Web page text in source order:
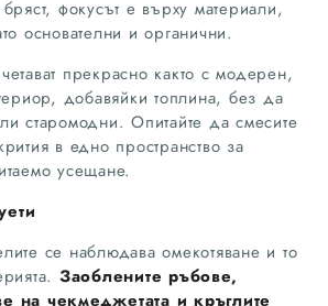
фокусът е върху материали,
основателни и органични.
прекрасно както с модерен,
добавяйки топлина, без да
старомодни. Опитайте да смесите
в едно пространство за
усещане.
се наблюдава омекотяване и то
Заоблените ръбове,
на чекмеджетата и кръглите